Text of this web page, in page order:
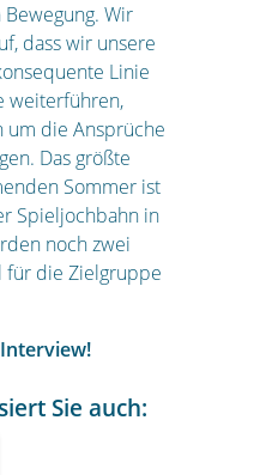
Wir
dass wir unsere
Linie
weiterführen,
um die Ansprüche
Das größte
Sommer ist
Spieljochbahn in
noch zwei
für die Zielgruppe
Sie auch: